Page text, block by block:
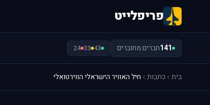
פריפלייט
141חברים מחוברים 43
33
24
בית כתבות חיל האוויר הישראלי הווירטואלי